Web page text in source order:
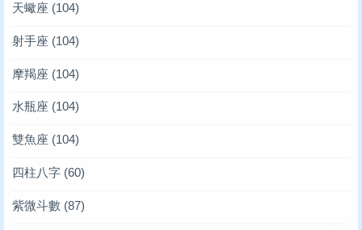
天蠍座 (104)
射手座 (104)
摩羯座 (104)
水瓶座 (104)
雙魚座 (104)
四柱八字 (60)
紫微斗數 (87)